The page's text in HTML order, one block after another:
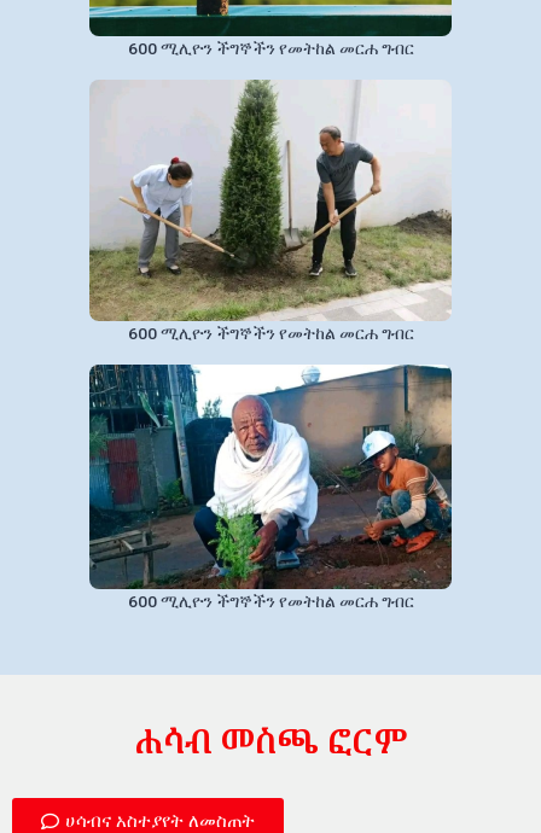
600 ሚሊዮን ችግኞችን የመትከል መርሐ ግብር
600 ሚሊዮን ችግኞችን የመትከል መርሐ ግብር
600 ሚሊዮን ችግኞችን የመትከል መርሐ ግብር
ሐሳብ መስጫ ፎርም
ሀሳብና አስተያየት ለመስጠት